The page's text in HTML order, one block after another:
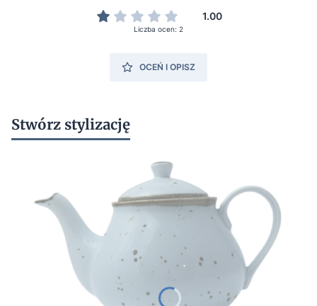
1.00
Liczba ocen: 2
OCEŃ I OPISZ
Stwórz stylizację